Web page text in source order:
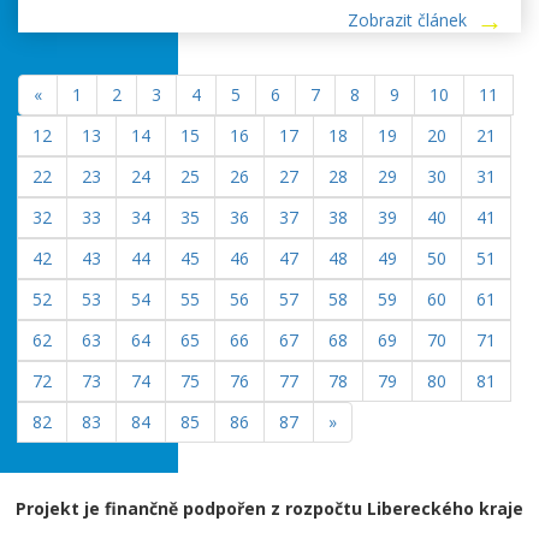
Zobrazit článek
« 1 2 3 4 5 6 7 8 9 10
11
12
13 14 15 16 17 18 19 20
21
22
23 24 25 26 27 28 29 30
31
32
33 34 35 36 37 38 39 40
41
42
43 44 45 46 47 48 49 50
51
52
53 54 55 56 57 58 59 60
61
62
63 64 65 66 67 68 69 70
71
72
73 74 75 76 77 78 79 80
81
82
83 84 85 86 87 »
Projekt je finančně podpořen z rozpočtu Libereckého kraje